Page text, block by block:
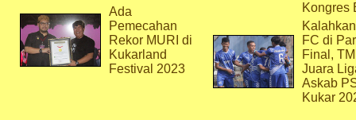
Ada
Pemecahan
Rekor MURI di
Kukarland
Festival 2023
Kongres
FC di
Final,
Juara
Askab
Kukar